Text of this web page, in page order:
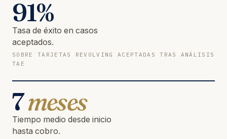
91%
Tasa de éxito en casos
aceptados.
SOBRE TARJETAS REVOLVING ACEPTADAS TRAS ANÁLISIS
TAE
7meses
Tiempo medio desde inicio
hasta cobro.